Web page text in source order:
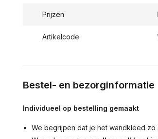
Prijzen
Artikelcode
Bestel- en bezorginformatie
Individueel op bestelling gemaakt
We begrijpen dat je het wandkleed zo